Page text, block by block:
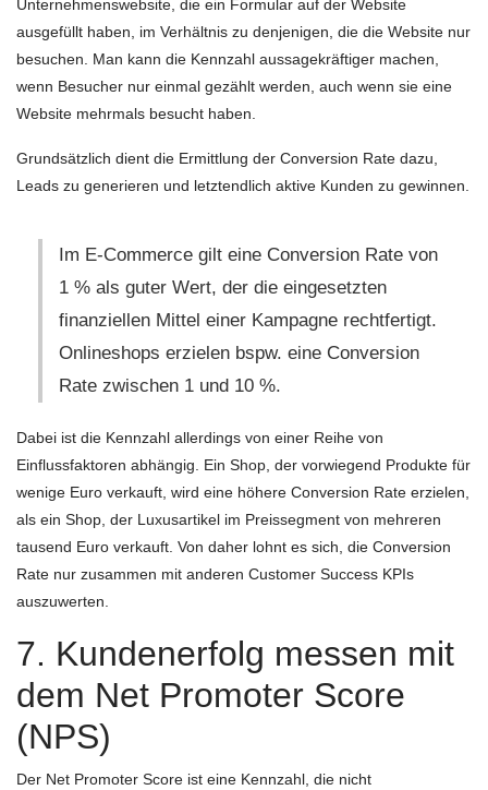
Unternehmenswebsite, die ein Formular auf der Website
ausgefüllt haben, im Verhältnis zu denjenigen, die die Website nur
besuchen. Man kann die Kennzahl aussagekräftiger machen,
wenn Besucher nur einmal gezählt werden, auch wenn sie eine
Website mehrmals besucht haben.
Grundsätzlich dient die Ermittlung der Conversion Rate dazu,
Leads zu generieren und letztendlich aktive Kunden zu gewinnen.
Im E-Commerce gilt eine Conversion Rate von
1 % als guter Wert, der die eingesetzten
finanziellen Mittel einer Kampagne rechtfertigt.
Onlineshops erzielen bspw. eine Conversion
Rate zwischen 1 und 10 %.
Dabei ist die Kennzahl allerdings von einer Reihe von
Einflussfaktoren abhängig. Ein Shop, der vorwiegend Produkte für
wenige Euro verkauft, wird eine höhere Conversion Rate erzielen,
als ein Shop, der Luxusartikel im Preissegment von mehreren
tausend Euro verkauft. Von daher lohnt es sich, die Conversion
Rate nur zusammen mit anderen Customer Success KPIs
auszuwerten.
7. Kundenerfolg messen mit
dem Net Promoter Score
(NPS)
Der Net Promoter Score ist eine Kennzahl, die nicht